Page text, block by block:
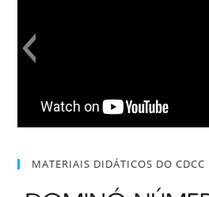
MATERIAIS DIDÁTICOS DO CDCC